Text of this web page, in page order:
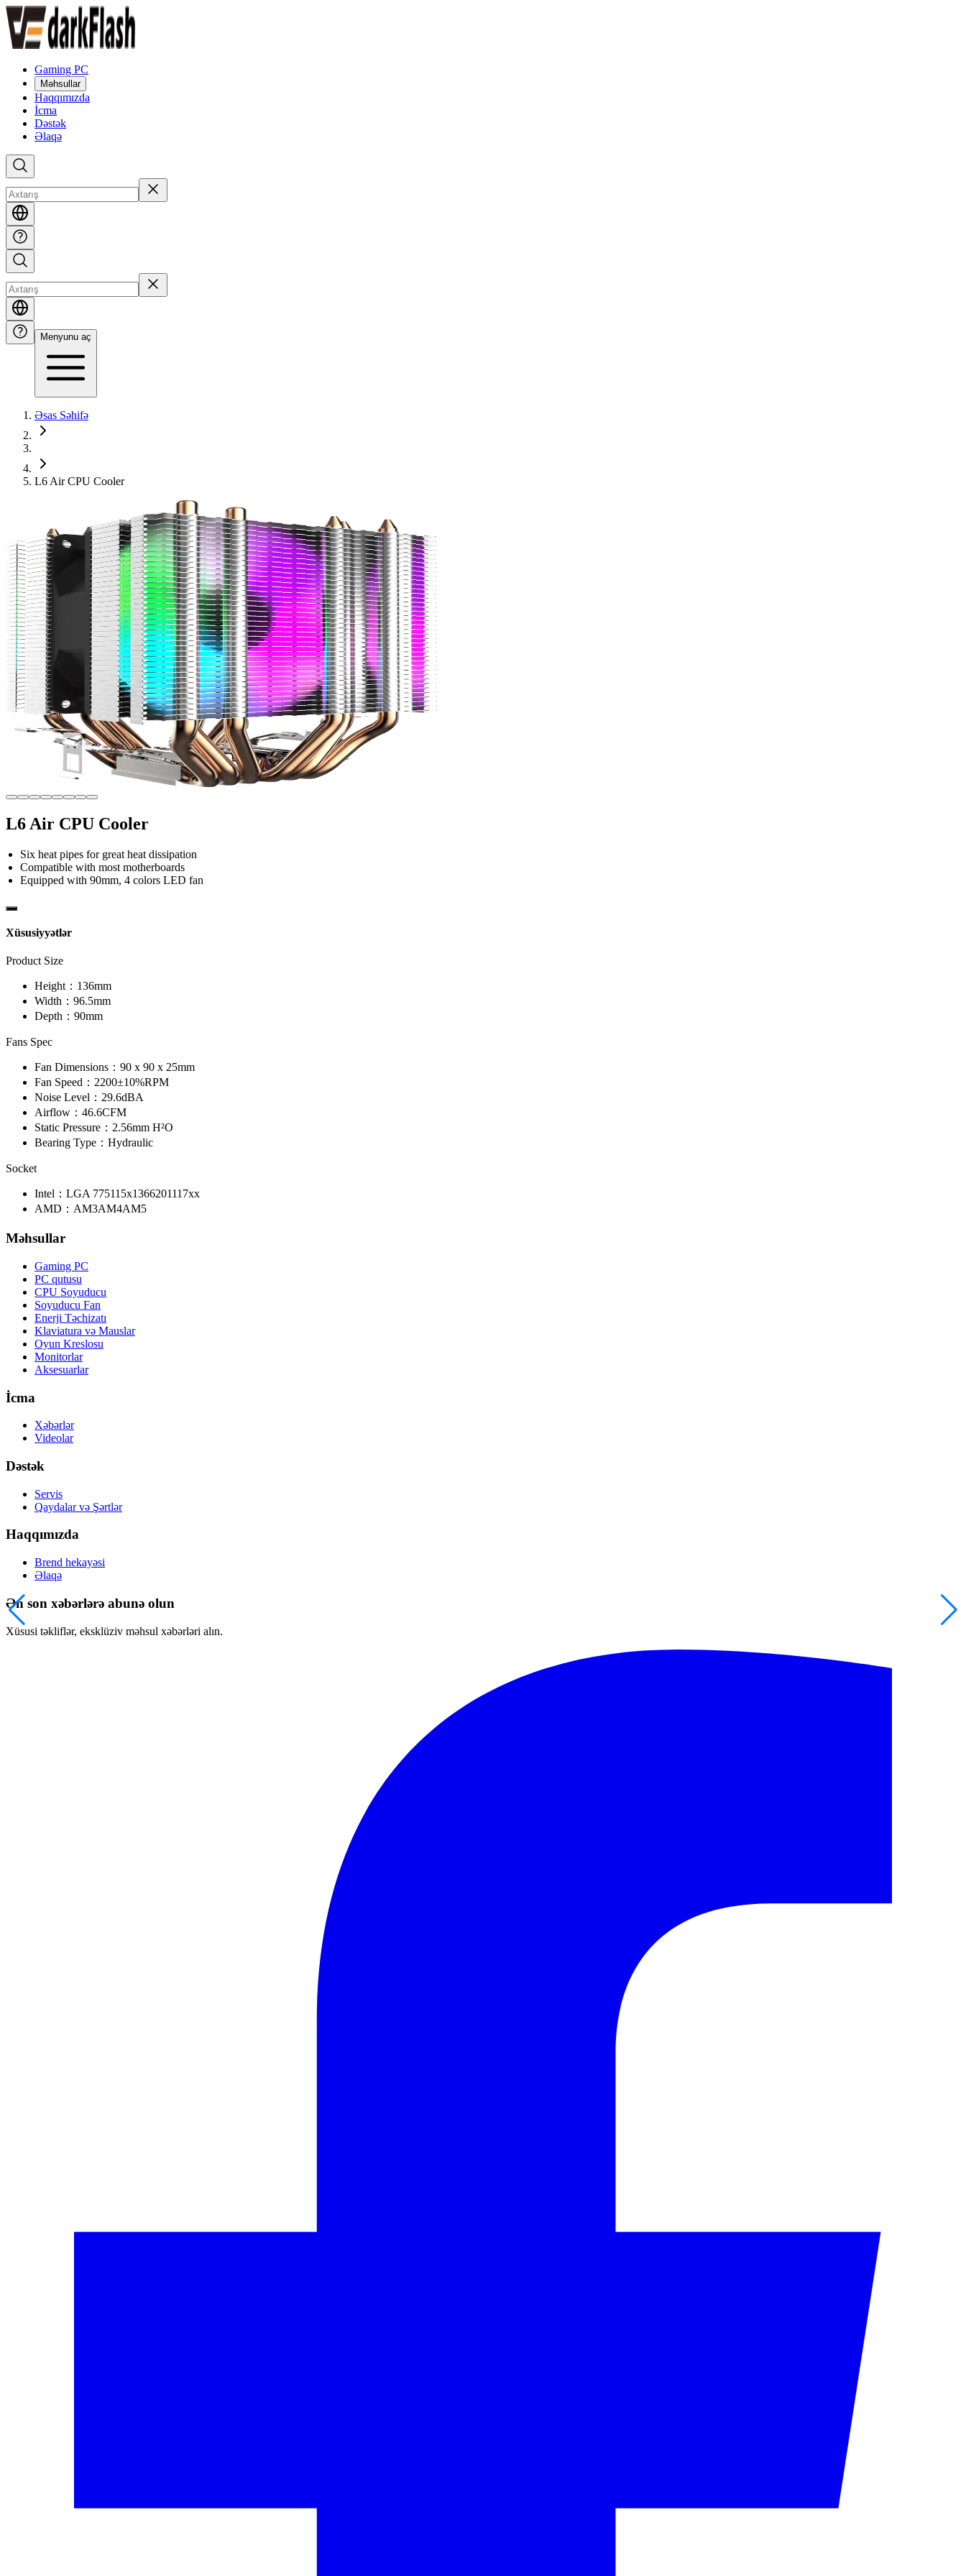
Gaming PC
Məhsullar
Haqqımızda
İcma
Dəstək
Əlaqə
Menyunu aç
Əsas Səhifə
L6 Air CPU Cooler
L6 Air CPU Cooler
Six heat pipes for great heat dissipation
Compatible with most motherboards
Equipped with 90mm, 4 colors LED fan
Xüsusiyyətlər
Product Size
Height： 136mm
Width： 96.5mm
Depth： 90mm
Fans Spec
Fan Dimensions： 90 x 90 x 25mm
Fan Speed： 2200±10%RPM
Noise Level： 29.6dBA
Airflow： 46.6CFM
Static Pressure： 2.56mm H²O
Bearing Type： Hydraulic
Socket
Intel： LGA 775115x1366201117xx
AMD： AM3AM4AM5
Məhsullar
Gaming PC
PC qutusu
CPU Soyuducu
Soyuducu Fan
Enerji Təchizatı
Klaviatura və Mauslar
Oyun Kreslosu
Monitorlar
Aksesuarlar
İcma
Xəbərlər
Videolar
Dəstək
Servis
Qaydalar və Şərtlər
Haqqımızda
Brend hekayəsi
Əlaqə
Ən son xəbərlərə abunə olun
Xüsusi təkliflər, eksklüziv məhsul xəbərləri alın.